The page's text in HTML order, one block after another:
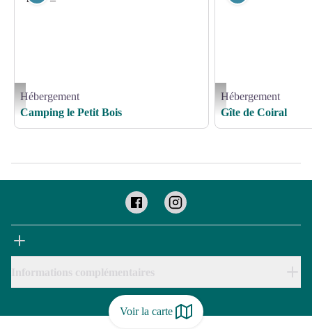
Voir la carte
Camping le petit Bois Saint-Merd de Lapleau_1 - Camping le Petit Bois
Hébergement
Camping le Petit Bois
Gîte de Coiral_1 - GDF 19
Hébergement
Gîte de Coiral
Informations complémentaires